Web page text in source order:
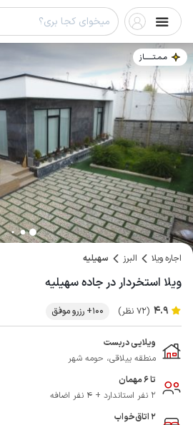
مـمـتــــــاز
اجاره ویلا البرز سهیلیه
ویلا استخردار در جاده سهیلیه
4.9 (72 نظر) 100+ رزرو موفق
ویلایی دربست
منطقه ییلاقی، حومه شهر
تا 6 مهمان
2 نفر استاندارد + 4 نفر اضافه
2 اتاق‌خواب